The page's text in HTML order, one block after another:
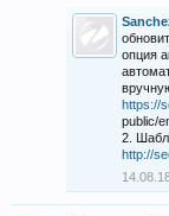
опция
https://
public/
2.
http://